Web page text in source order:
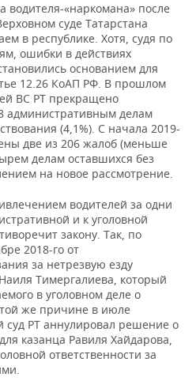
«наркомана» после
суде Татарстана
в республике. Хотя, судя по
ошибки в действиях
основанием для
12.26 КоАП РФ. В прошлом
ВС РТ прекращено
административным делам
(4,1%). С начала 2019-
две из 206 жалоб (меньше
делам оставшихся без
на новое рассмотрение.
водителей за одни
и к уголовной
закону. Так, по
2018-го от
за нетрезвую езду
Тимергалиева, который
в уголовном деле о
же причине в июле
суд РТ аннулировал решение о
казанца Равиля Хайдарова,
ответственности за